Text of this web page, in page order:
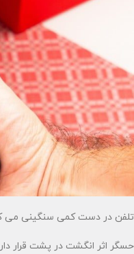
تلفن در دست کمی سنگینی می
حسگر اثر انگشت در پشت قرار